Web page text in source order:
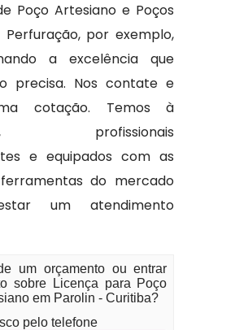
Poço Artesiano e Poços
Perfuração, por exemplo,
a excelência que
precisa. Nos contate e
cotação. Temos à
profissionais
e equipados com as
do mercado
um atendimento
um orçamento ou entrar
sobre Licença para Poço
em Parolin - Curitiba?
pelo telefone